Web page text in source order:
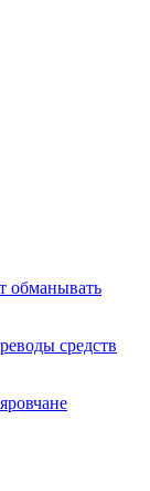
обманывать
средств